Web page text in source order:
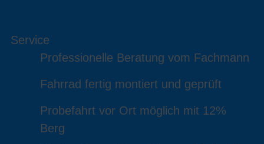
Service
Professionelle Beratung vom Fachmann
Fahrrad fertig montiert und geprüft
Probefahrt vor Ort möglich mit 12%
Berg